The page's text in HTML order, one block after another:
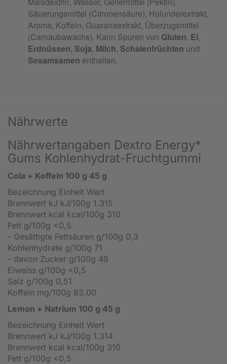
Nährwerte
Nährwertangaben Dextro Energy*
Gums Kohlenhydrat-Fruchtgummi
Cola + Koffein 100 g 45 g
Bezeichnung Einheit Wert
Brennwert kJ kJ/100g 1.315
Brennwert kcal kcal/100g 310
Fett g/100g <0,5
- Gesättigte Fettsäuren g/100g 0,3
Kohlenhydrate g/100g 71
- davon Zucker g/100g 49
Eiweiss g/100g <0,5
Salz g/100g 0,51
Koffein mg/100g 83,00
Lemon + Natrium 100 g 45 g
Bezeichnung Einheit Wert
Brennwert kJ kJ/100g 1.314
Brennwert kcal kcal/100g 310
Fett g/100g <0,5